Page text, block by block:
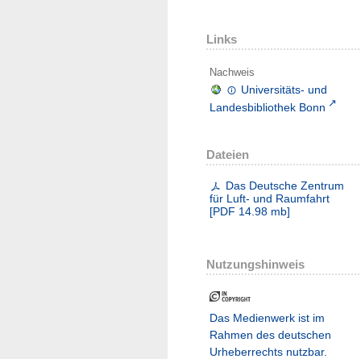
Links
Nachweis
Universitäts- und
Landesbibliothek Bonn
Dateien
Das Deutsche Zentrum
für Luft- und Raumfahrt
[PDF 14.98 mb]
Nutzungshinweis
Das Medienwerk ist im
Rahmen des deutschen
Urheberrechts nutzbar.